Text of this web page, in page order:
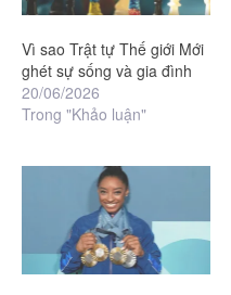
Vì sao Trật tự Thế giới Mới
ghét sự sống và gia đình
20/06/2026
Trong "Khảo luận"